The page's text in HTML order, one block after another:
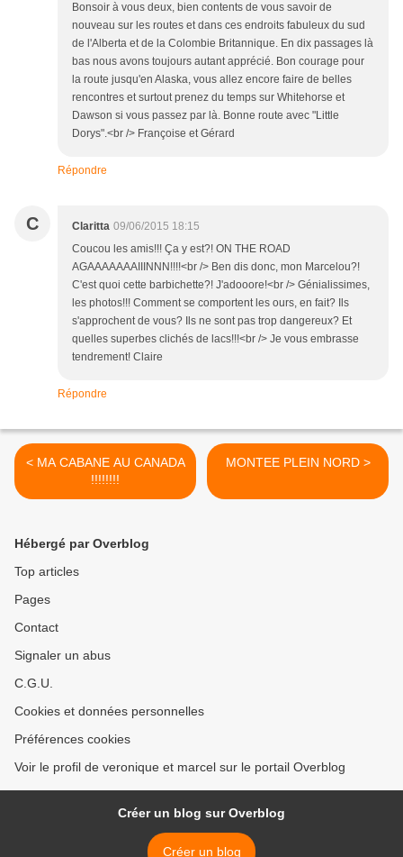
Bonsoir à vous deux, bien contents de vous savoir de
nouveau sur les routes et dans ces endroits fabuleux du sud
de l'Alberta et de la Colombie Britannique. En dix passages là
bas nous avons toujours autant apprécié. Bon courage pour
la route jusqu'en Alaska, vous allez encore faire de belles
rencontres et surtout prenez du temps sur Whitehorse et
Dawson si vous passez par là. Bonne route avec "Little
Dorys".<br /> Françoise et Gérard
Répondre
C Claritta 09/06/2015 18:15
Coucou les amis!!! Ça y est?! ON THE ROAD
AGAAAAAAAIIINNN!!!!<br /> Ben dis donc, mon Marcelou?!
C'est quoi cette barbichette?! J'adooore!<br /> Génialissimes,
les photos!!! Comment se comportent les ours, en fait? Ils
s'approchent de vous? Ils ne sont pas trop dangereux? Et
quelles superbes clichés de lacs!!!<br /> Je vous embrasse
tendrement! Claire
Répondre
< MA CABANE AU CANADA
!!!!!!!!
MONTEE PLEIN NORD >
Hébergé par Overblog
Top articles
Pages
Contact
Signaler un abus
C.G.U.
Cookies et données personnelles
Préférences cookies
Voir le profil de veronique et marcel sur le portail Overblog
Créer un blog sur Overblog
Créer un blog